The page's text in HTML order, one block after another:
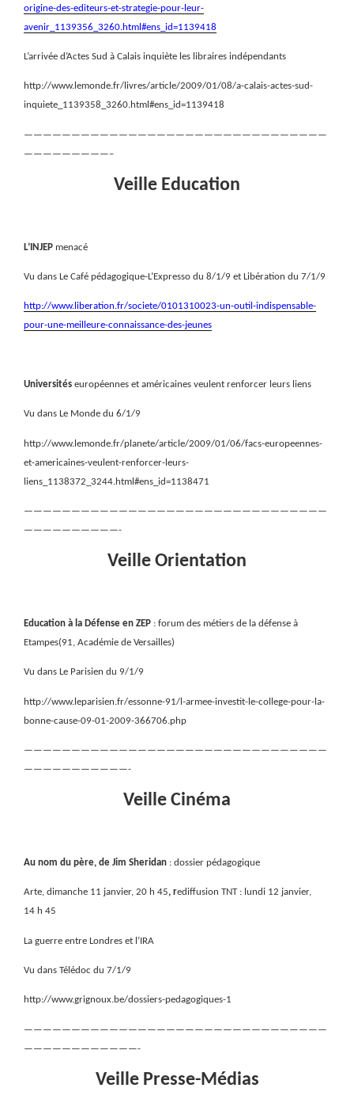
origine-des-editeurs-et-strategie-pour-leur-
avenir_1139356_3260.html#ens_id=1139418
L’arrivée d’Actes Sud à Calais inquiète les libraires indépendants
http://www.lemonde.fr/livres/article/2009/01/08/a-calais-actes-sud-
inquiete_1139358_3260.html#ens_id=1139418
————————————————————————————————
—————————–
Veille Education
L’INJEP menacé
Vu dans Le Café pédagogique-L’Expresso du 8/1/9 et Libération du 7/1/9
http://www.liberation.fr/societe/0101310023-un-outil-indispensable-
pour-une-meilleure-connaissance-des-jeunes
Universités européennes et américaines veulent renforcer leurs liens
Vu dans Le Monde du 6/1/9
http://www.lemonde.fr/planete/article/2009/01/06/facs-europeennes-
et-americaines-veulent-renforcer-leurs-
liens_1138372_3244.html#ens_id=1138471
————————————————————————————————
——————————-
Veille Orientation
Education à la Défense en ZEP : forum des métiers de la défense à
Etampes(91, Académie de Versailles)
Vu dans Le Parisien du 9/1/9
http://www.leparisien.fr/essonne-91/l-armee-investit-le-college-pour-la-
bonne-cause-09-01-2009-366706.php
————————————————————————————————
———————————-
Veille Cinéma
Au nom du père, de Jim Sheridan : dossier pédagogique
Arte, dimanche 11 janvier, 20 h 45, rediffusion TNT : lundi 12 janvier,
14 h 45
La guerre entre Londres et l’IRA
Vu dans Télédoc du 7/1/9
http://www.grignoux.be/dossiers-pedagogiques-1
————————————————————————————————
————————————-
Veille Presse-Médias